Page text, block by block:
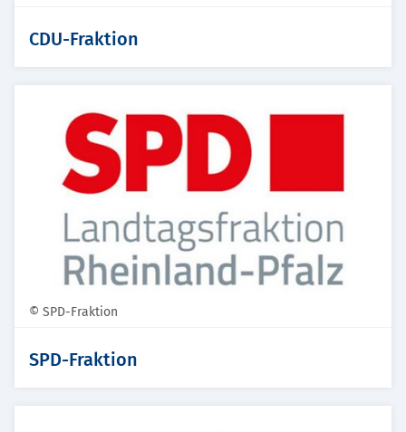
CDU-Fraktion
© SPD-Fraktion
SPD-Fraktion